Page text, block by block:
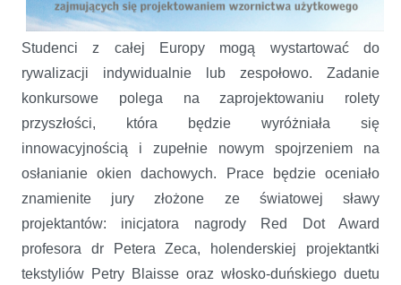
Studenci z całej Europy mogą wystartować do
rywalizacji indywidualnie lub zespołowo. Zadanie
konkursowe polega na zaprojektowaniu rolety
przyszłości, która będzie wyróżniała się
innowacyjnością i zupełnie nowym spojrzeniem na
osłanianie okien dachowych. Prace będzie oceniało
znamienite jury złożone ze światowej sławy
projektantów: inicjatora nagrody Red Dot Award
profesora dr Petera Zeca, holenderskiej projektantki
tekstyliów Petry Blaisse oraz włosko-duńskiego duetu